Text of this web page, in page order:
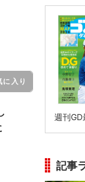
に入り
週刊GD
記事